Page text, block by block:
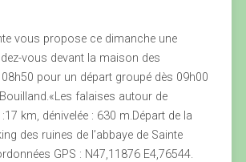
vous propose ce dimanche une
vous devant la maison des
pour un départ groupé dès 09h00
falaises autour de
km, dénivelée : 630 m.Départ de la
des ruines de l’abbaye de Sainte
GPS : N47,11876 E4,76544.